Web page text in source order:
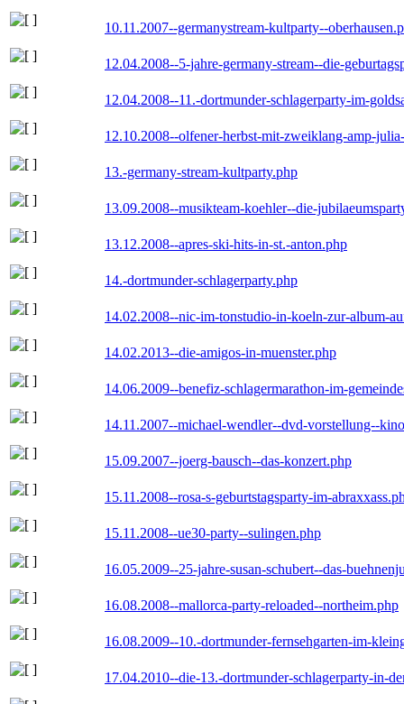
10.11.2007--germanystream-kultparty--
12.04.2008--5-jahre-germany-stream--die-
12.04.2008--11.-dortmunder-schlagerparty-im-
12.10.2008--olfener-herbst-mit-zweiklang-amp-
13.-germany-stream-kultparty.php
13.09.2008--musikteam-koehler--die-
13.12.2008--apres-ski-hits-in-st.-anton.php
14.-dortmunder-schlagerparty.php
14.02.2008--nic-im-tonstudio-in-koeln-zur-album-
14.02.2013--die-amigos-in-muenster.php
14.06.2009--benefiz-schlagermarathon-im-
14.11.2007--michael-wendler--dvd-vorstellung--
15.09.2007--joerg-bausch--das-konzert.php
15.11.2008--rosa-s-geburtstagsparty-im-
15.11.2008--ue30-party--sulingen.php
16.05.2009--25-jahre-susan-schubert--das-
16.08.2008--mallorca-party-reloaded--northeim.php
16.08.2009--10.-dortmunder-fernsehgarten-im-
17.04.2010--die-13.-dortmunder-schlagerparty-in-